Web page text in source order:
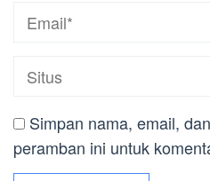
Simpan nama, email,
peramban ini untuk